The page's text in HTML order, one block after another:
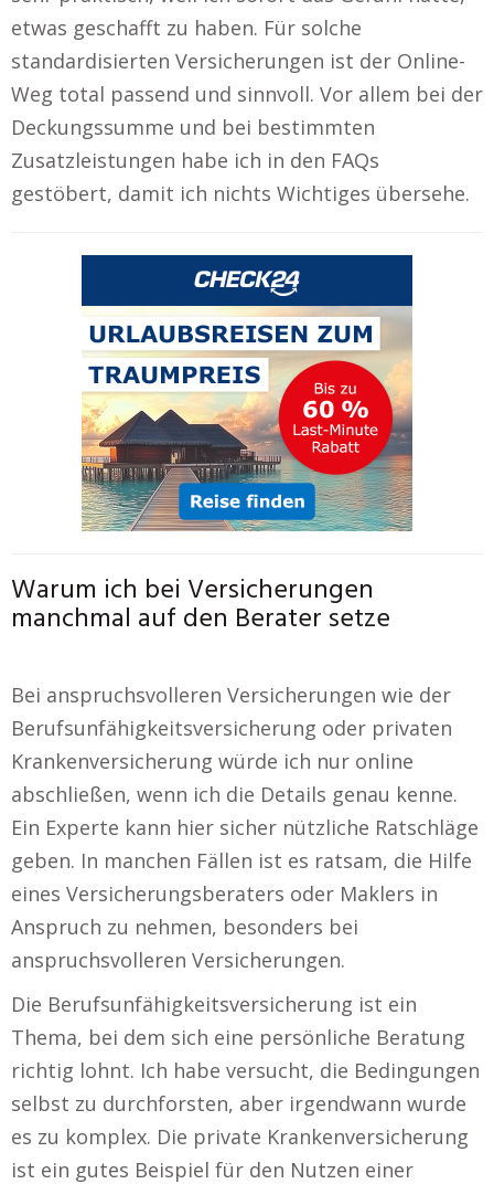
etwas geschafft zu haben. Für solche
standardisierten Versicherungen ist der Online-
Weg total passend und sinnvoll. Vor allem bei der
Deckungssumme und bei bestimmten
Zusatzleistungen habe ich in den FAQs
gestöbert, damit ich nichts Wichtiges übersehe.
Warum ich bei Versicherungen
manchmal auf den Berater setze
Bei anspruchsvolleren Versicherungen wie der
Berufsunfähigkeitsversicherung oder privaten
Krankenversicherung würde ich nur online
abschließen, wenn ich die Details genau kenne.
Ein Experte kann hier sicher nützliche Ratschläge
geben. In manchen Fällen ist es ratsam, die Hilfe
eines Versicherungsberaters oder Maklers in
Anspruch zu nehmen, besonders bei
anspruchsvolleren Versicherungen.
Die Berufsunfähigkeitsversicherung ist ein
Thema, bei dem sich eine persönliche Beratung
richtig lohnt. Ich habe versucht, die Bedingungen
selbst zu durchforsten, aber irgendwann wurde
es zu komplex. Die private Krankenversicherung
ist ein gutes Beispiel für den Nutzen einer